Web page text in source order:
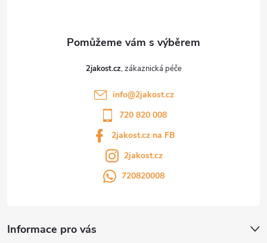
2jakost.cz
info@2jakost.cz
720 820 008
2jakost.cz na FB
2jakost.cz
720820008
Informace pro vás